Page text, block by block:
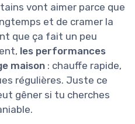
vont aimer parce que
et de cramer la
que ça fait un peu
les performances
maison : chauffe rapide,
régulières. Juste ce
gêner si tu cherches